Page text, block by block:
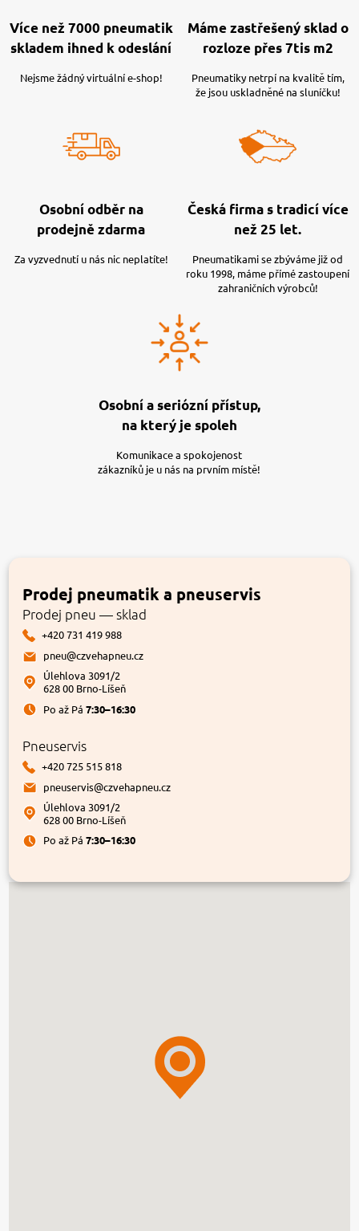
Více než 7000 pneumatik
skladem ihned k odeslání
Nejsme žádný virtuální e-shop!
Máme zastřešený sklad o
rozloze přes 7tis m2
Pneumatiky netrpí na kvalitě tím,
že jsou uskladněné na sluníčku!
Osobní odběr na
prodejně zdarma
Za vyzvednutí u nás nic neplatíte!
Česká firma s tradicí více
než 25 let.
Pneumatikami se zbýváme již od
roku 1998, máme přímé zastoupení
zahraničních výrobců!
Osobní a seriózní přístup,
na který je spoleh
Komunikace a spokojenost
zákazníků je u nás na prvním místě!
Prodej pneumatik a pneuservis
Prodej pneu — sklad
+420 731 419 988
pneu@czvehapneu.cz
Úlehlova 3091/2
628 00 Brno-Líšeň
Po až Pá7:30–16:30
Pneuservis
+420 725 515 818
pneuservis@czvehapneu.cz
Úlehlova 3091/2
628 00 Brno-Líšeň
Po až Pá7:30–16:30